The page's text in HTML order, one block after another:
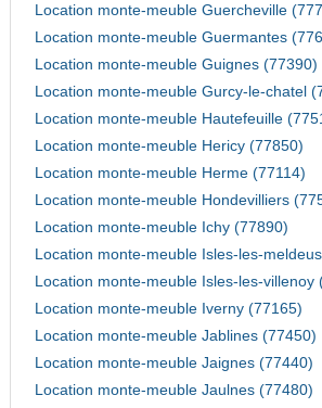
Location monte-meuble Guercheville
Location monte-meuble Guermantes
Location monte-meuble Guignes (77390)
Location monte-meuble Gurcy-le-chatel
Location monte-meuble Hautefeuille
Location monte-meuble Hericy (77850)
Location monte-meuble Herme (77114)
Location monte-meuble Hondevilliers
Location monte-meuble Ichy (77890)
Location monte-meuble Isles-les-
Location monte-meuble Isles-les-villenoy
Location monte-meuble Iverny (77165)
Location monte-meuble Jablines (77450)
Location monte-meuble Jaignes (77440)
Location monte-meuble Jaulnes (77480)